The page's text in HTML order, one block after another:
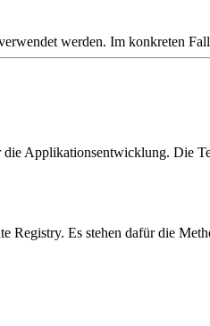
werden. Im konkreten
Applikationsentwicklung. Die
Registry. Es stehen dafür die